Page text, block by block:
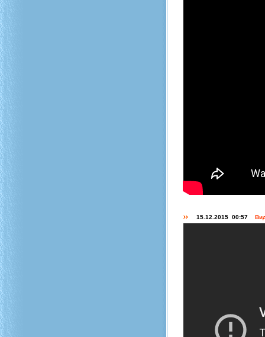
15.12.2015 00:57